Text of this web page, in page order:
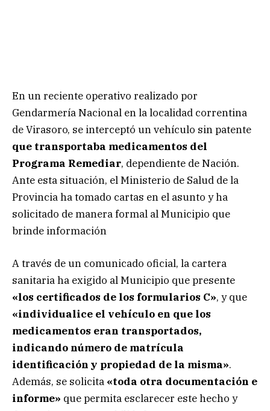
En un reciente operativo realizado por
Gendarmería Nacional en la localidad correntina
de Virasoro, se interceptó un vehículo sin patente
que transportaba medicamentos del
Programa Remediar, dependiente de Nación.
Ante esta situación, el Ministerio de Salud de la
Provincia ha tomado cartas en el asunto y ha
solicitado de manera formal al Municipio que
brinde información
A través de un comunicado oficial, la cartera
sanitaria ha exigido al Municipio que presente
«los certificados de los formularios C», y que
«individualice el vehículo en que los
medicamentos eran transportados,
indicando número de matrícula
identificación y propiedad de la misma».
Además, se solicita «toda otra documentación e
informe» que permita esclarecer este hecho y